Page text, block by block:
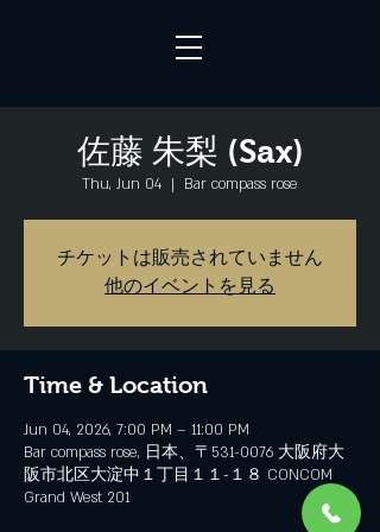
佐藤 朱梨 (Sax)
Thu, Jun 04
  |
Bar compass rose
チケットは販売されていません
他のイベントを見る
Time & Location
Jun 04, 2026, 7:00 PM – 11:00 PM
Bar compass rose, 日本、〒531-0076 大阪府大
阪市北区大淀中１丁目１１−１８ CONCOM
Grand West 201